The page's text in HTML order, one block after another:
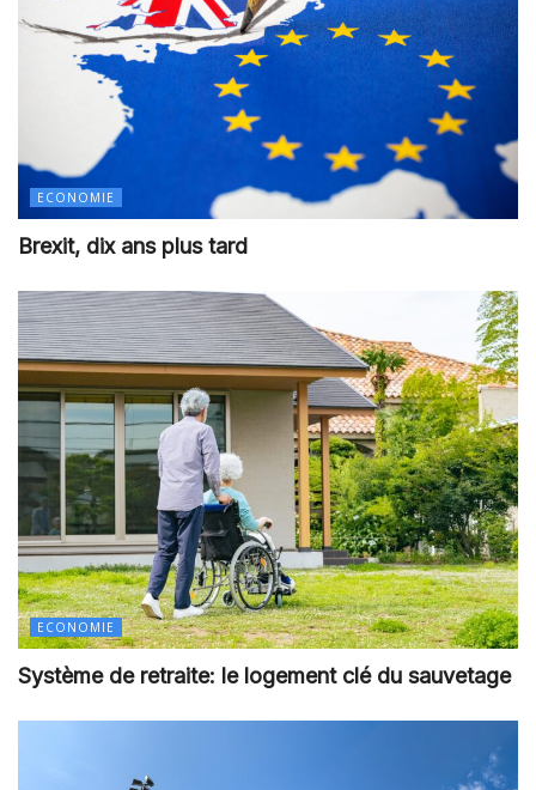
ECONOMIE
Brexit, dix ans plus tard
ECONOMIE
Système de retraite: le logement clé du sauvetage